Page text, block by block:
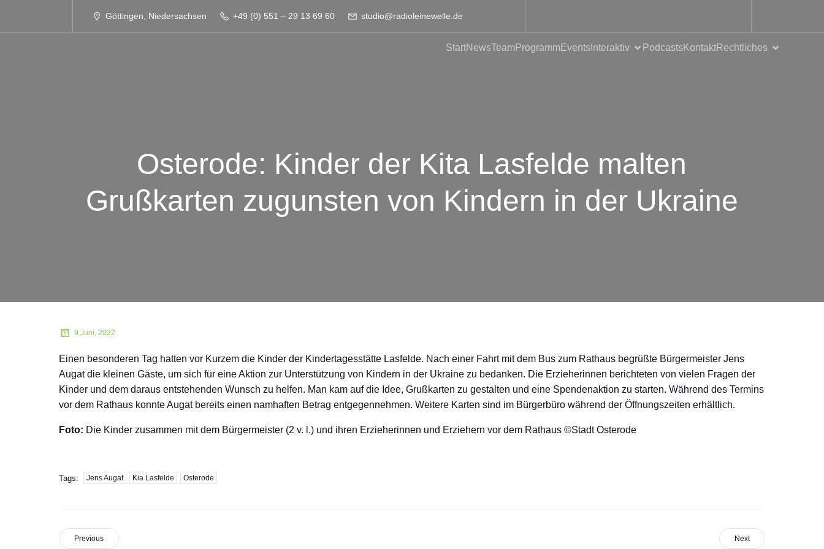
Göttingen, Niedersachsen +49 (0) 551 – 29 13 69 60 studio@radioleinewelle.de
StartNewsTeam Programm Events Interaktiv PodcastsKontaktRechtliches
Osterode: Kinder der Kita Lasfelde malten
Grußkarten zugunsten von Kindern in der Ukraine
9 Juni, 2022
Einen besonderen Tag hatten vor Kurzem die Kinder der Kindertagesstätte Lasfelde. Nach einer Fahrt mit dem Bus zum Rathaus begrüßte Bürgermeister Jens
Augat die kleinen Gäste, um sich für eine Aktion zur Unterstützung von Kindern in der Ukraine zu bedanken. Die Erzieherinnen berichteten von vielen Fragen der
Kinder und dem daraus entstehenden Wunsch zu helfen. Man kam auf die Idee, Grußkarten zu gestalten und eine Spendenaktion zu starten. Während des Termins
vor dem Rathaus konnte Augat bereits einen namhaften Betrag entgegennehmen. Weitere Karten sind im Bürgerbüro während der Öffnungszeiten erhältlich.
Foto: Die Kinder zusammen mit dem Bürgermeister (2 v. l.) und ihren Erzieherinnen und Erziehern vor dem Rathaus ©Stadt Osterode
Tags: Jens Augat Kia Lasfelde Osterode
Previous Next